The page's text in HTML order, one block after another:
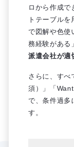
ロから作成で
トテーブル
で図解や色使
務経験がある
派遣会社が適
さらに、すべ
須）」「
で、条件過多
す。